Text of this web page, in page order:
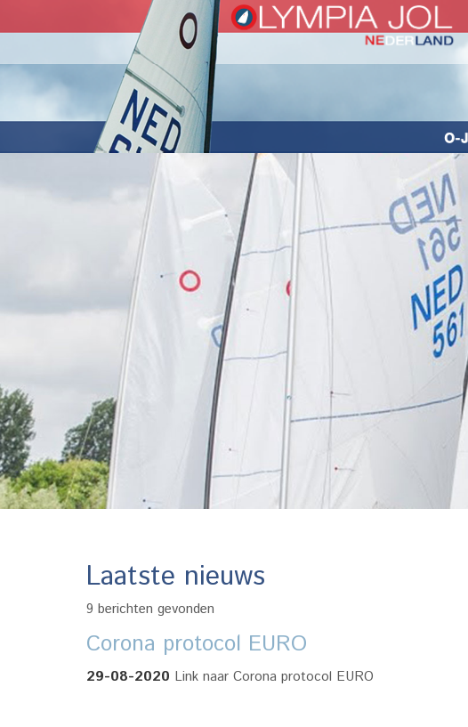
Laatste nieuws
9 berichten gevonden
Corona protocol EURO
29-08-2020 Link naar Corona protocol EURO